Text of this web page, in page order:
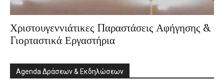
Χριστουγεννιάτικες Παραστάσεις Αφήγησης &
Γιορταστικά Εργαστήρια
Agenda Δράσεων & Εκδηλώσεων